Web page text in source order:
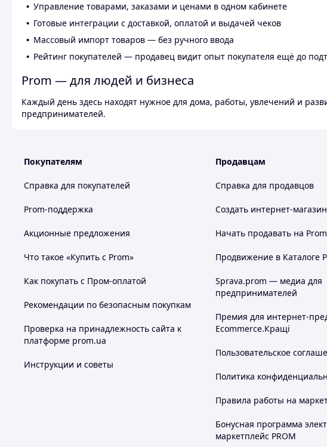
Управление товарами, заказами и ценами в одном кабинете
Готовые интеграции с доставкой, оплатой и выдачей чеков
Массовый импорт товаров — без ручного ввода
Рейтинг покупателей — продавец видит опыт покупателя ещё до
Prom — для людей и бизнеса
Каждый день здесь находят нужное для дома, работы, увлечений и
предпринимателей.
Покупателям
Справка для покупателей
Prom-поддержка
Акционные предложения
Что такое «Купить с Prom»
Как покупать с Пром-оплатой
Рекомендации по безопасным покупкам
Проверка на принадлежность сайта к
платформе prom.ua
Инструкции и советы
Продавцам
Справка для продавцов
Создать интернет-магазин
Начать продавать на Prom
Продвижение в Каталоге
Sprava.prom — медиа для
предпринимателей
Премия для интернет-
Ecommerce.Кращі
Пользовательское
Политика
Правила работы на
Бонусная программа
маркетплейс PROM